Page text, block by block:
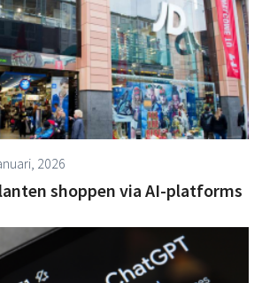
2026
shoppen via AI-platforms